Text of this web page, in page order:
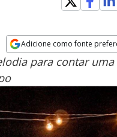
Adicione como fonte
Opens in new window
para contar